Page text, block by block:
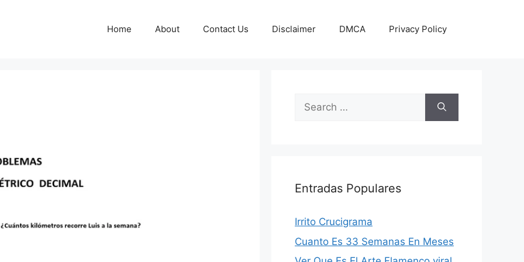
Home About Contact Us Disclaimer DMCA Privacy Policy
Search
for:
Entradas Populares
Irrito Crucigrama
Cuanto Es 33 Semanas En Meses